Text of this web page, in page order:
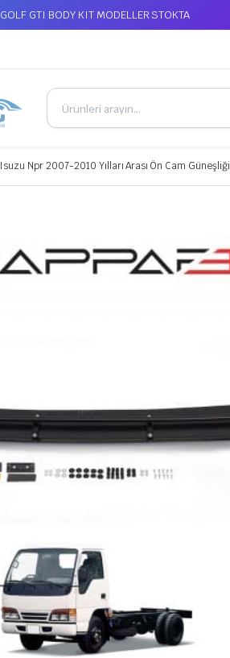
GOLF GTI BODY KIT MODELLER STOKTA
Isuzu Npr 2007-2010 Yılları Arası Ön Cam Güneşliği